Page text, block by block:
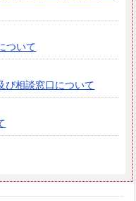
ついて
び相談窓口について